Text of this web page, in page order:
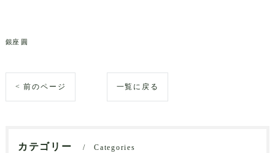
銀座 圓
< 前のページ 一覧に戻る
カテゴリー Categories